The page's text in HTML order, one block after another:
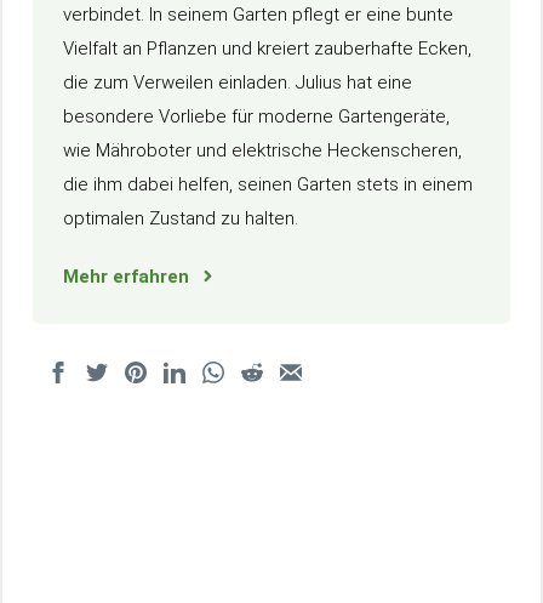
verbindet. In seinem Garten pflegt er eine bunte
Vielfalt an Pflanzen und kreiert zauberhafte Ecken,
die zum Verweilen einladen. Julius hat eine
besondere Vorliebe für moderne Gartengeräte,
wie Mähroboter und elektrische Heckenscheren,
die ihm dabei helfen, seinen Garten stets in einem
optimalen Zustand zu halten.
Mehr erfahren